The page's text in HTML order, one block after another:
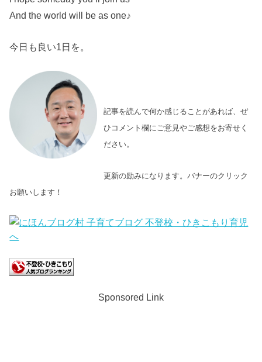
And the world will be as one♪
今日も良い1日を。
記事を読んで何か感じることがあれば、ぜ
ひコメント欄にご意見やご感想をお寄せく
ださい。
更新の励みになります。バナーのクリック
お願いします！
Sponsored Link